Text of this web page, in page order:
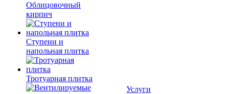
Облицовочный
кирпич
Ступени и
напольная плитка
Тротуарная плитка
Услуги